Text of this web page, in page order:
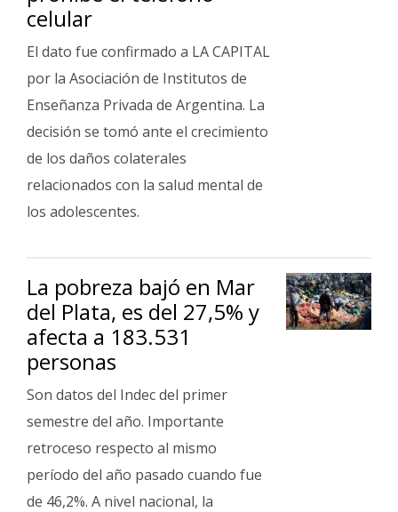
celular
El dato fue confirmado a LA CAPITAL
por la Asociación de Institutos de
Enseñanza Privada de Argentina. La
decisión se tomó ante el crecimiento
de los daños colaterales
relacionados con la salud mental de
los adolescentes.
La pobreza bajó en Mar
del Plata, es del 27,5% y
afecta a 183.531
personas
Son datos del Indec del primer
semestre del año. Importante
retroceso respecto al mismo
período del año pasado cuando fue
de 46,2%. A nivel nacional, la